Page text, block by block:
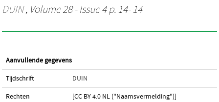
DUIN, Volume 28 - Issue 4 p. 14- 14
Aanvullende gegevens
Tijdschrift DUIN
Rechten
[CC BY 4.0 NL ("Naamsvermelding")]